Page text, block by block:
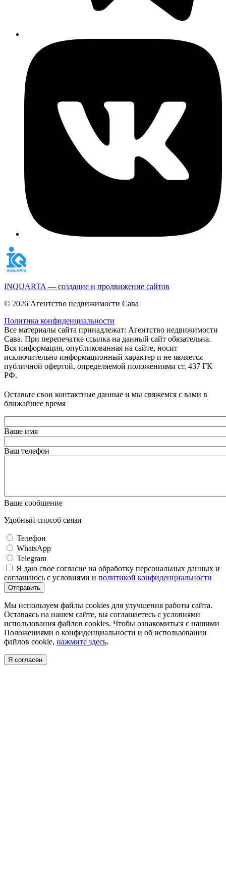
INQUARTA — создание и продвижение сайтов
© 2026 Агентство недвижимости Сава
Политика конфиденциальности
Все материалы сайта принадлежат: Агентство недвижимости
Сава. При перепечатке ссылка на данный сайт обязательна.
Вся информация, опубликованная на сайте, носит
исключительно информационный характер и не является
публичной офертой, определяемой положениями ст. 437 ГК
РФ.
Оставьте свои контактные данные и мы свяжемся с вами в
ближайшее время
Ваше имя
Ваш телефон
Ваше сообщение
Удобный способ связи
Телефон
WhatsApp
Telegram
Я даю свое согласие на обработку персональных данных и
соглашаюсь с условиями и политикой конфиденциальности
Отправить
Мы используем файлы cookies для улучшения работы сайта.
Оставаясь на нашем сайте, вы соглашаетесь с условиями
использования файлов cookies. Чтобы ознакомиться с нашими
Положениями о конфиденциальности и об использовании
файлов cookie, нажмите здесь.
Я согласен